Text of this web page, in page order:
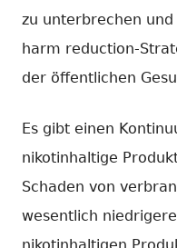
zu unterbrechen
harm reduction-
der öffentlichen
Es gibt einen
nikotinhaltige
Schaden von
wesentlich
nikotinhaltigen